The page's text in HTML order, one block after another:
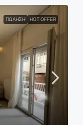
ΠΏΛΗΣΗ HOT OFFER